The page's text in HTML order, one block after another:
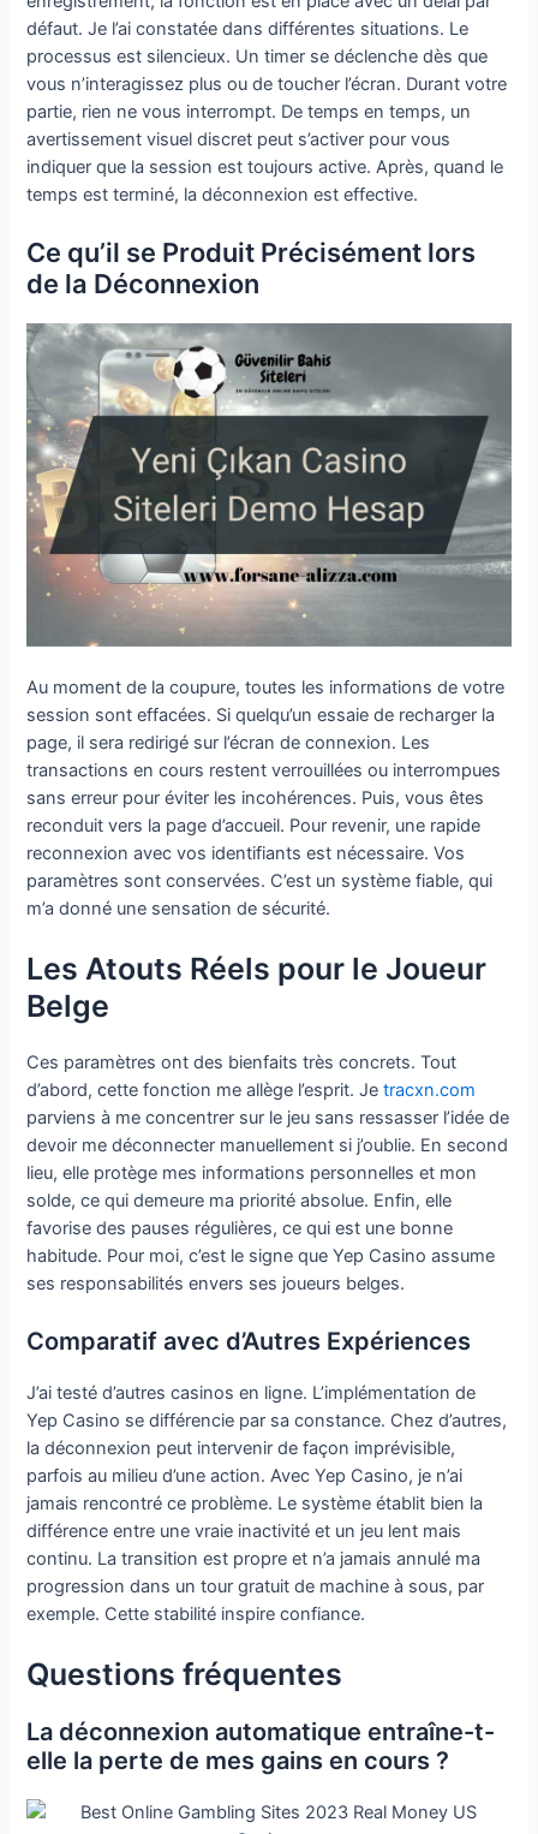
défaut. Je l’ai constatée dans différentes situations. Le
processus est silencieux. Un timer se déclenche dès que
vous n’interagissez plus ou de toucher l’écran. Durant votre
partie, rien ne vous interrompt. De temps en temps, un
avertissement visuel discret peut s’activer pour vous
indiquer que la session est toujours active. Après, quand le
temps est terminé, la déconnexion est effective.
Ce qu’il se Produit Précisément lors
de la Déconnexion
Au moment de la coupure, toutes les informations de votre
session sont effacées. Si quelqu’un essaie de recharger la
page, il sera redirigé sur l’écran de connexion. Les
transactions en cours restent verrouillées ou interrompues
sans erreur pour éviter les incohérences. Puis, vous êtes
reconduit vers la page d’accueil. Pour revenir, une rapide
reconnexion avec vos identifiants est nécessaire. Vos
paramètres sont conservées. C’est un système fiable, qui
m’a donné une sensation de sécurité.
Les Atouts Réels pour le Joueur
Belge
Ces paramètres ont des bienfaits très concrets. Tout
d’abord, cette fonction me allège l’esprit. Jetracxn.com
parviens à me concentrer sur le jeu sans ressasser l’idée de
devoir me déconnecter manuellement si j’oublie. En second
lieu, elle protège mes informations personnelles et mon
solde, ce qui demeure ma priorité absolue. Enfin, elle
favorise des pauses régulières, ce qui est une bonne
habitude. Pour moi, c’est le signe que Yep Casino assume
ses responsabilités envers ses joueurs belges.
Comparatif avec d’Autres Expériences
J’ai testé d’autres casinos en ligne. L’implémentation de
Yep Casino se différencie par sa constance. Chez d’autres,
la déconnexion peut intervenir de façon imprévisible,
parfois au milieu d’une action. Avec Yep Casino, je n’ai
jamais rencontré ce problème. Le système établit bien la
différence entre une vraie inactivité et un jeu lent mais
continu. La transition est propre et n’a jamais annulé ma
progression dans un tour gratuit de machine à sous, par
exemple. Cette stabilité inspire confiance.
Questions fréquentes
La déconnexion automatique entraîne-t-
elle la perte de mes gains en cours ?